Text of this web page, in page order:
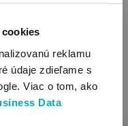
reklamu
údaje zdieľame s
Viac o tom, ako
Data
výstrihom, medzi